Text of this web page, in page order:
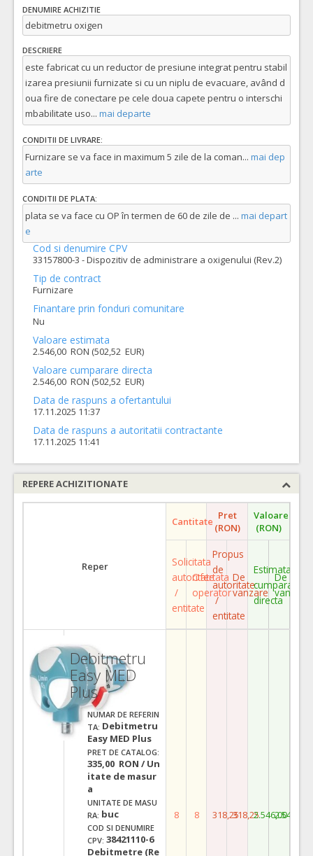
DENUMIRE ACHIZITIE
debitmetru oxigen
DESCRIERE
este fabricat cu un reductor de presiune integrat pentru stabil
izarea presiunii furnizate si cu un niplu de evacuare, având d
oua fire de conectare pe cele doua capete pentru o interschi
mbabilitate uso... mai departe
CONDITII DE LIVRARE:
Furnizare se va face in maximum 5 zile de la coman... mai dep
arte
CONDITII DE PLATA:
plata se va face cu OP în termen de 60 de zile de ... mai depart
e
Cod si denumire CPV
33157800-3 - Dispozitiv de administrare a oxigenului (Rev.2)
Tip de contract
Furnizare
Finantare prin fonduri comunitare
Nu
Valoare estimata
2.546,00 RON (502,52 EUR)
Valoare cumparare directa
2.546,00 RON (502,52 EUR)
Data de raspuns a ofertantului
17.11.2025 11:37
Data de raspuns a autoritatii contractante
17.11.2025 11:41
REPERE ACHIZITIONATE
Reper
Cantitate Pret
(RON)
Valoare
(RON)
Solicitata
autoritate
/
entitate
Ofertata
operator
Propus
de
autoritate
/
entitate
De
vanzare
Estimata
cumparare
directa
De
vanzare
Debitmetru
Easy MED
Plus
NUMAR DE REFERIN
TA: Debitmetru
Easy MED Plus
PRET DE CATALOG:
335,00 RON / Un
itate de masur
a
UNITATE DE MASU
RA: buc
COD SI DENUMIRE
CPV: 38421110-6
Debitmetre (Re
8 8 318,25318,252.546,002.546,00